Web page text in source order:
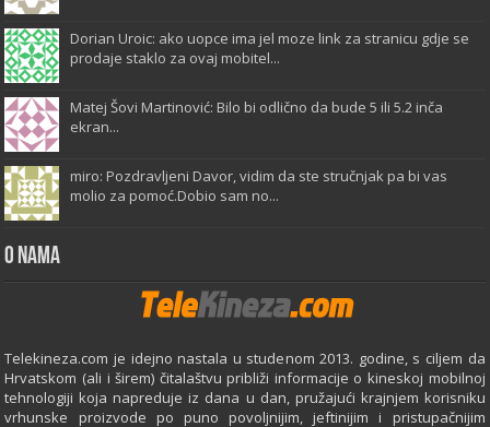
Dorian Uroic: ako uopce ima jel moze link za stranicu gdje se
prodaje staklo za ovaj mobitel...
Matej Šovi Martinović: Bilo bi odlično da bude 5 ili 5.2 inča
ekran...
miro: Pozdravljeni Davor, vidim da ste stručnjak pa bi vas
molio za pomoć.Dobio sam no...
O Nama
Telekineza.com je idejno nastala u studenom 2013. godine, s ciljem da
Hrvatskom (ali i širem) čitalaštvu približi informacije o kineskoj mobilnoj
tehnologiji koja napreduje iz dana u dan, pružajući krajnjem korisniku
vrhunske proizvode po puno povoljnijim, jeftinijim i pristupačnijim